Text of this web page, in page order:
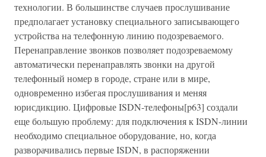
технологии. В большинстве случаев прослушивание
предполагает установку специального записывающего
устройства на телефонную линию подозреваемого.
Перенаправление звонков позволяет подозреваемому
автоматически перенаправлять звонки на другой
телефонный номер в городе, стране или в мире,
одновременно избегая прослушивания и меняя
юрисдикцию. Цифровые ISDN-телефоны[p63] создали
еще большую проблему: для подключения к ISDN-линии
необходимо специальное оборудование, но, когда
разворачивались первые ISDN, в распоряжении